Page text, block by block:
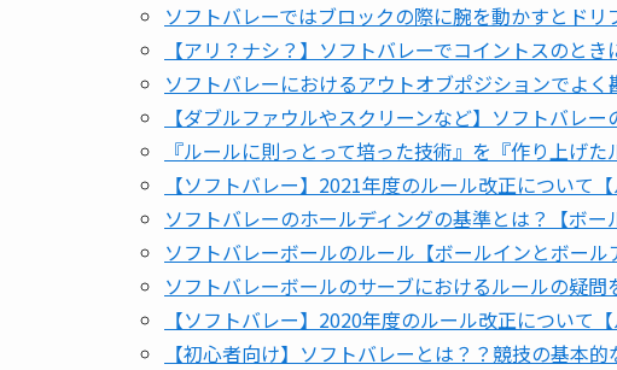
ソフトバレーではブロックの際に腕を動かすとドリ
【アリ？ナシ？】ソフトバレーでコイントスのと
ソフトバレーにおけるアウトオブポジションでよ
【ダブルファウルやスクリーンなど】ソフトバレ
『ルールに則っとって培った技術』を『作り上げ
【ソフトバレー】2021年度のルール改正について【
ソフトバレーのホールディングの基準とは？【ボー
ソフトバレーボールのルール【ボールインとボール
ソフトバレーボールのサーブにおけるルールの疑問
【ソフトバレー】2020年度のルール改正について【
【初心者向け】ソフトバレーとは？？競技の基本